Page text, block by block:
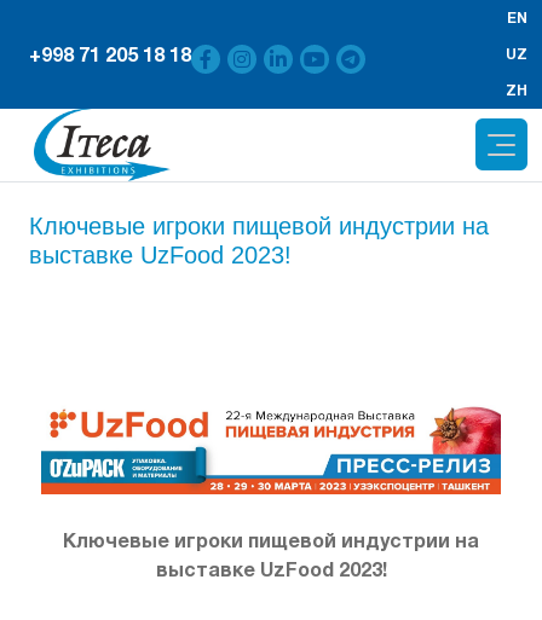
+998 71 205 18 18
EN
UZ
ZH
Ключевые игроки пищевой индустрии на
выставке UzFood 2023!
Ключевые игроки пищевой индустрии на
выставке UzFood 2023!